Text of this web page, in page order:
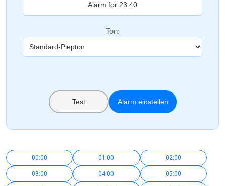
Ton:
Test Alarm einstellen
00:00 01:00 02:00
03:00 04:00 05:00